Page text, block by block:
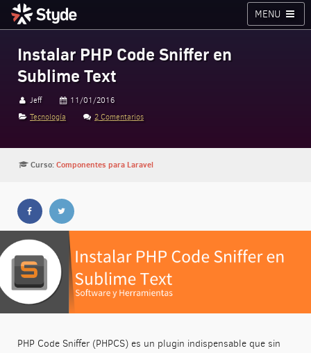
MENU
Instalar PHP Code Sniffer en
Sublime Text
Jeff
11/01/2016
Tecnología
2 Comentarios
Curso:Componentes para Laravel
PHP Code Sniffer (PHPCS) es un plugin indispensable que sin